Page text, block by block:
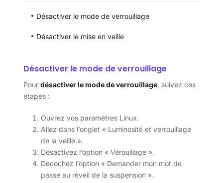
Désactiver le mode de verrouillage
Désactiver le mise en veille
Désactiver le mode de verrouillage
Pour désactiver le mode de verrouillage, suivez ces
étapes :
Ouvrez vos paramètres Linux.
Allez dans l’onglet « Luminosité et verrouillage
de la veille ».
Désactivez l’option « Vérouillage ».
Décochez l’option « Demander mon mot de
passe au réveil de la suspension ».